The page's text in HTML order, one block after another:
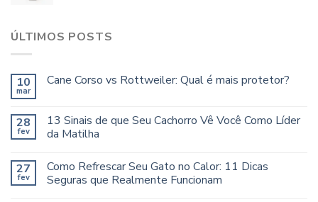
ÚLTIMOS POSTS
10
mar
Cane Corso vs Rottweiler: Qual é mais protetor?
28
fev
13 Sinais de que Seu Cachorro Vê Você Como Líder
da Matilha
27
fev
Como Refrescar Seu Gato no Calor: 11 Dicas
Seguras que Realmente Funcionam